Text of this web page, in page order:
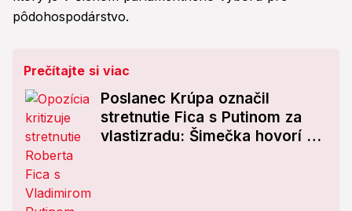
pôdohospodárstvo.
Prečítajte si viac
Poslanec Krúpa označil
stretnutie Fica s Putinom za
vlastizradu: Šimečka hovorí o